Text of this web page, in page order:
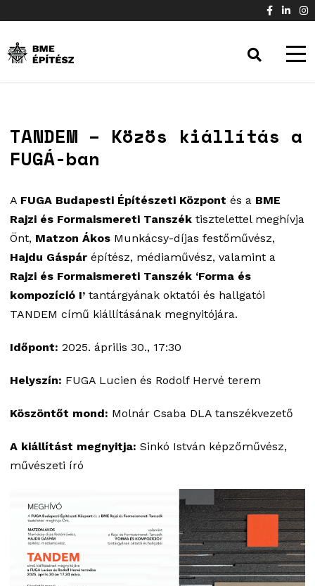
TANDEM – Közös kiállítás a
FUGÁ-ban
A FUGA Budapesti Építészeti Központ és a BME
Rajzi és Formaismereti Tanszék tisztelettel meghívja
Önt, Matzon Ákos Munkácsy-díjas festőművész,
Hajdu Gáspár építész, médiaművész, valamint a
Rajzi és Formaismereti Tanszék ‘Forma és
kompozíció I’ tantárgyának oktatói és hallgatói
TANDEM című kiállításának megnyitójára.
Időpont: 2025. április 30., 17:30
Helyszín: FUGA Lucien és Rodolf Hervé terem
Köszöntőt mond: Molnár Csaba DLA tanszékvezető
A kiállítást megnyitja: Sinkó István képzőművész,
művészeti író